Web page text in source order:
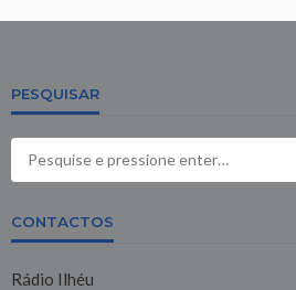
PESQUISAR
CONTACTOS
Rádio Ilhéu